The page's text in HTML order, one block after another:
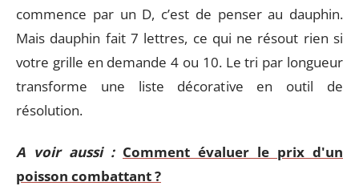
commence par un D, c’est de penser au dauphin.
Mais dauphin fait 7 lettres, ce qui ne résout rien si
votre grille en demande 4 ou 10. Le tri par longueur
transforme une liste décorative en outil de
résolution.
A voir aussi : Comment évaluer le prix d'un
poisson combattant ?